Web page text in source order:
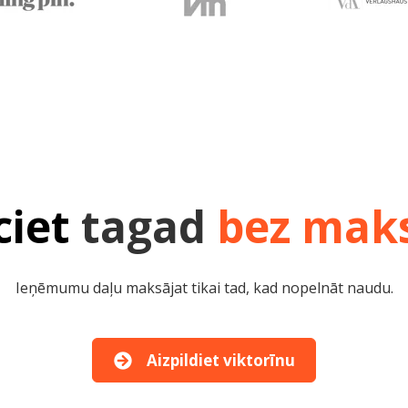
tagad bez
Ieņēmumu daļu maksājat tikai tad, kad nopelnāt naudu.
Aizpildiet viktorīnu